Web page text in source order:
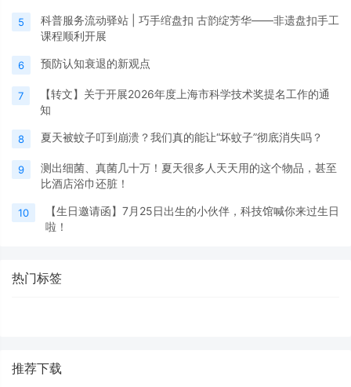
5
科普服务流动驿站 | 巧手绾盘扣 古韵绽芳华——非遗盘扣手工
课程顺利开展
6 预防认知衰退的新观点
7
【转文】关于开展2026年度上海市科学技术奖提名工作的通
知
8 夏天被蚊子叮到崩溃？我们真的能让“坏蚊子”彻底消失吗？
9
测出细菌、真菌几十万！夏天很多人天天用的这个物品，甚至
比酒店浴巾还脏！
10
【生日邀请函】7月25日出生的小伙伴，科技馆喊你来过生日
啦！
热门标签
推荐下载